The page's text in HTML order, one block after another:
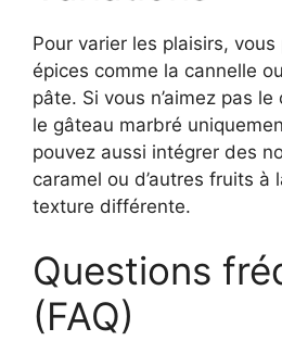
Pour varier les plaisirs,
épices comme la cannelle
pâte. Si vous n’aimez pas
le gâteau marbré
pouvez aussi intégrer des
caramel ou d’autres fruits à
texture différente.
Questions
(FAQ)